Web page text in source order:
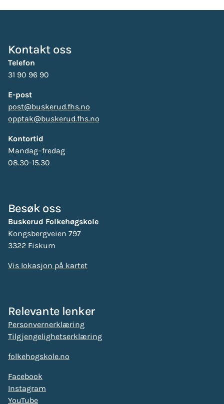
Kontakt oss
Telefon
31 90 96 90
E-post
post@buskerud.fhs.no
opptak@buskerud.fhs.no
Kontortid
Mandag–fredag
08.30-15.30
Besøk oss
Buskerud Folkehøgskole
Kongsbergveien 797
3322 Fiskum
Vis lokasjon på kartet
Relevante lenker
Personvernerklæring
Tilgjengelighetserklæring
folkehogskole.no
Facebook
Instagram
YouTube